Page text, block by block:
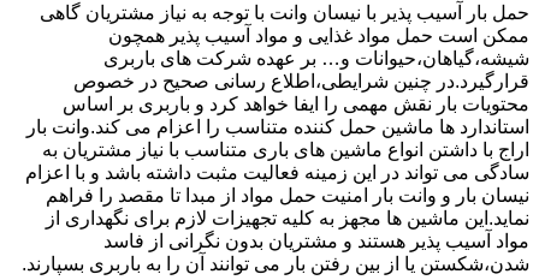
حمل بار آسیب پذیر با نیسان وانت با توجه به نیاز مشتریان گاهی
ممکن است حمل مواد غذایی و مواد آسیب پذیر همچون
شیشه،گیاهان،حیوانات و… بر عهده شرکت های باربری
قرارگیرد.در چنین شرایطی،اطلاع رسانی صحیح در خصوص
محتویات بار نقش مهمی را ایفا خواهد کرد و باربری بر اساس
استاندارد ها ماشین حمل کننده متناسب را اعزام می کند.وانت بار
اراج با داشتن انواع ماشین های باری متناسب با نیاز مشتریان به
سادگی می تواند در این زمینه فعالیت مثبت داشته باشد و با اعزام
نیسان بار و وانت بار امنیت حمل مواد از مبدا تا مقصد را فراهم
نماید.این ماشین ها مجهز به کلیه تجهیزات لازم برای نگهداری از
مواد آسیب پذیر هستند و مشتریان بدون نگرانی از فاسد
شدن،شکستن یا از بین رفتن بار می توانند آن را به باربری بسپارند.